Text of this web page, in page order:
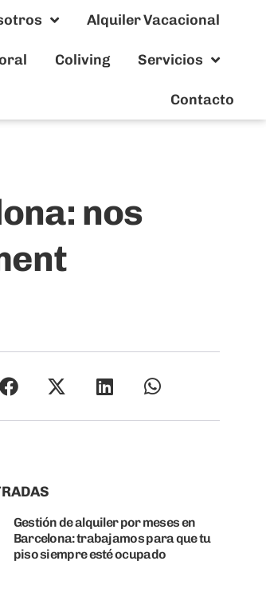
Alquiler Vacacional
Coliving Servicios
Contacto
nos
Gestión de alquiler por meses en
Barcelona: trabajamos para que tu
piso siempre esté ocupado